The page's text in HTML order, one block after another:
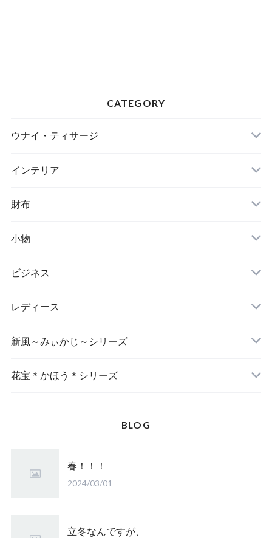
CATEGORY
ウナイ・ティサージ
インテリア
テーブルランナー
財布
小物
ビジネス
レディース
新風～みぃかじ～シリーズ
花宝＊かほう＊シリーズ
BLOG
春！！！
2024/03/01
立冬なんですが、